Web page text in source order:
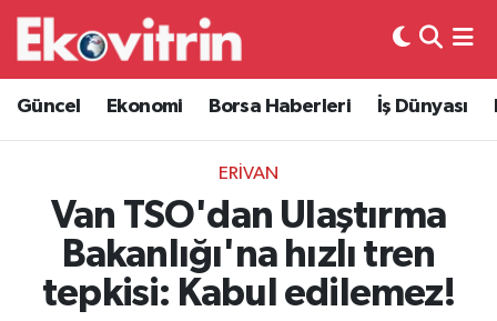
Güncel Ekonomi Borsa Haberleri İş Dünyası
ERIVAN
Van TSO'dan Ulaştırma
Bakanlığı'na hızlı tren
tepkisi: Kabul edilemez!
Güncel
Ekonomi
Borsa Haberleri
İş Dünyası
Lojistik
Hava Durumu
Trafik Durumu
Süper Lig Puan Durumu ve Fikstür
Tüm Manşetler
Son Dakika Haberleri